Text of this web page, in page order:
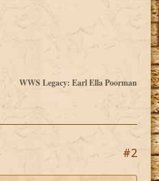
WWS Legacy: Earl Ella Poorman
#2